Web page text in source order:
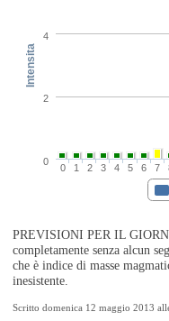
Intensita
0 1 2 3 4 5 6 7
0
2
4
PREVISIONI PER IL
completamente senza alcun
che è indice di masse
inesistente.
Scritto domenica 12 maggio 2013